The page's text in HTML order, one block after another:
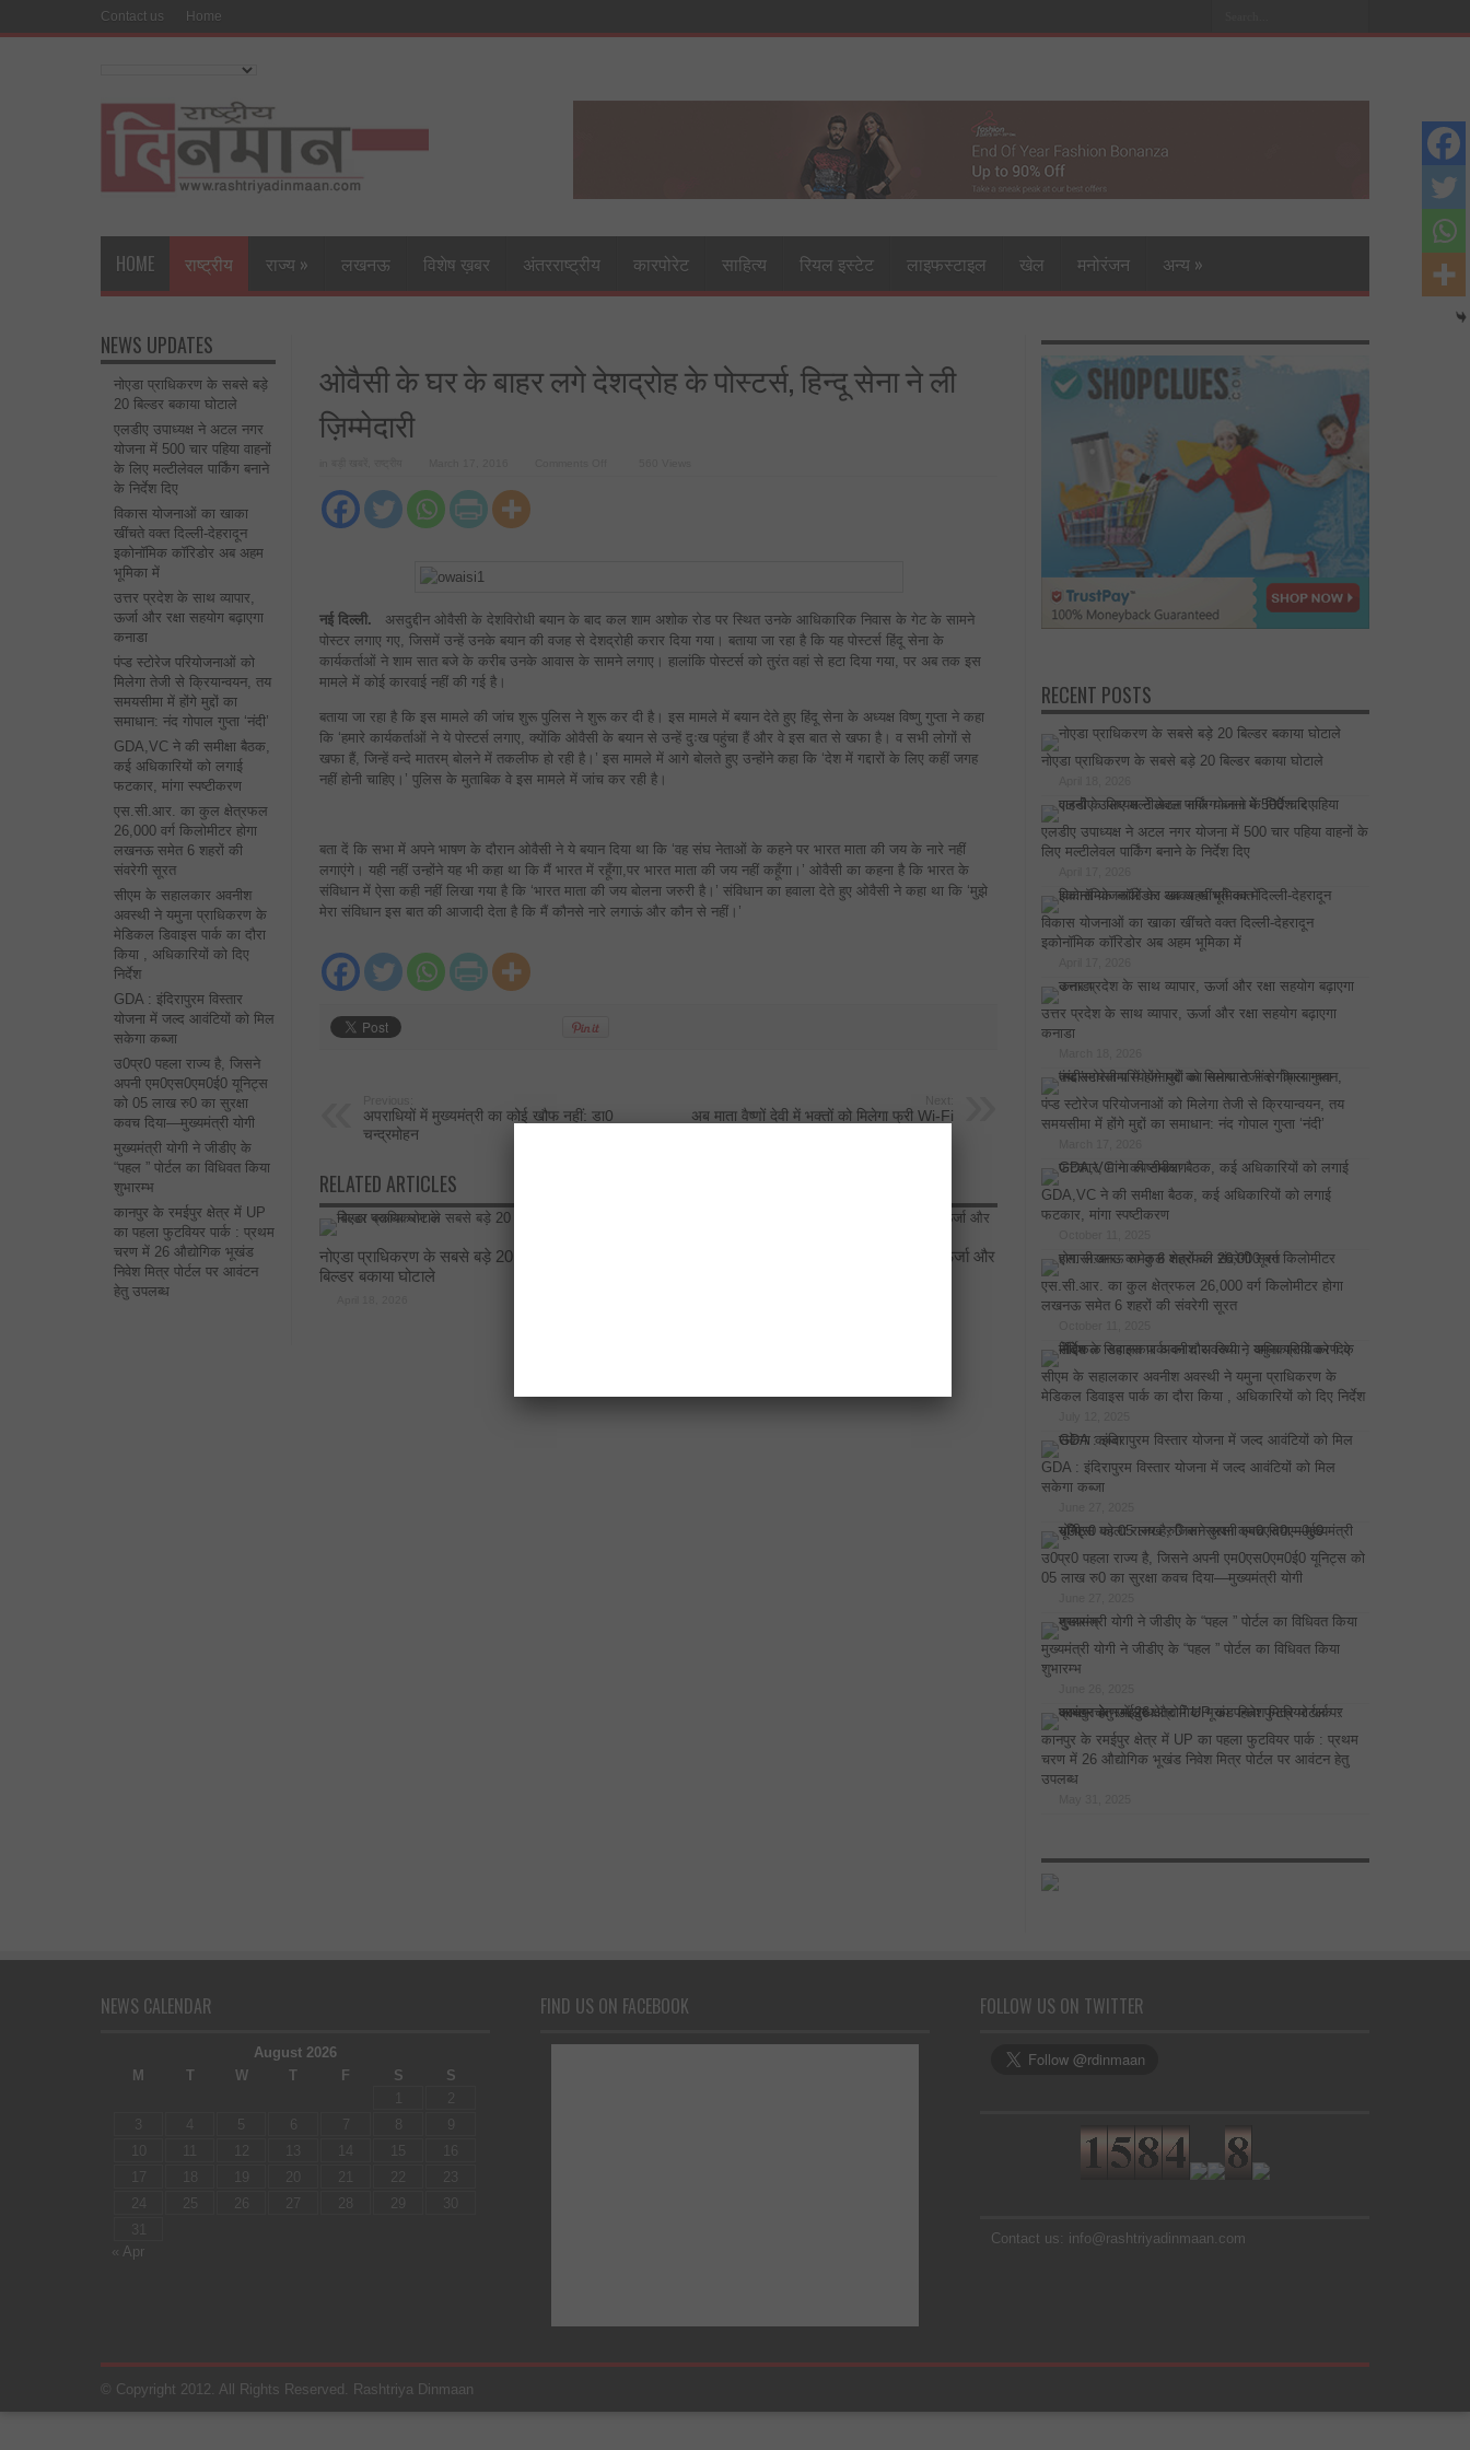
Contact us Home
HOME राष्ट्रीय राज्य » लखनऊ विशेष ख़बर अंतरराष्ट्रीय कारपोरेट साहित्य रियल इस्टेट लाइफस्टाइल खेल मनोरंजन अन्य »
ओवैसी के घर के बाहर लगे देशद्रोह के पोस्टर्स, हिन्दू सेना ने ली
ज़िम्मेदारी
ने
ज़िम्मेदारी
नई दिल्ली. असदुद्दीन ओवैसी के देशविरोधी बयान के बाद कल शाम अशोक रोड पर स्थित उनके आधिकारिक निवास के गेट के सामने
पोस्टर लगाए गए, जिसमें उन्हें उनके बयान की वजह से देशद्रोही करार दिया गया। बताया जा रहा है कि यह पोस्टर्स हिंदू सेना के
कार्यकर्ताओं ने शाम सात बजे के करीब उनके आवास के सामने लगाए। हालांकि पोस्टर्स को तुरंत वहां से हटा दिया गया, पर अब तक इस
मामले में कोई कारवाई नहीं की गई है।
बताया जा रहा है कि इस मामले की जांच शुरू पुलिस ने शुरू कर दी है। इस मामले में बयान देते हुए हिंदू सेना के अध्यक्ष विष्णु गुप्ता ने कहा
कि ‘हमारे कार्यकर्ताओं ने ये पोस्टर्स लगाए, क्योंकि ओवैसी के बयान से उन्हें दुःख पहुंचा हैं और वे इस बात से खफा है। व सभी लोगों से
खफा हैं, जिन्हें वन्दे मातरम् बोलने में तकलीफ हो रही है।’ इस मामले में आगे बोलते हुए उन्होंने कहा कि ‘देश में गद्दारों के लिए कहीं जगह
नहीं होनी चाहिए।’ पुलिस के मुताबिक वे इस मामले में जांच कर रही है।
बता दें कि सभा में अपने भाषण के दौरान ओवैसी ने ये बयान दिया था कि ‘वह संघ नेताओं के कहने पर भारत माता की जय के नारे नहीं
लगाएंगे। यही नहीं उन्होंने यह भी कहा था कि मैं भारत में रहूँगा,पर भारत माता की जय नहीं कहूँगा।’ ओवैसी का कहना है कि भारत के
संविधान में ऐसा कही नहीं लिखा गया है कि ‘भारत माता की जय बोलना जरुरी है।’ संविधान का हवाला देते हुए ओवैसी ने कहा था कि ‘मुझे
मेरा संविधान इस बात की आजादी देता है कि मैं कौनसे नारे लगाऊं और कौन से नहीं।’
अपराधियों में मुख्यमंत्री का कोई खौफ नहीं: डा0
चन्द्रमोहन
अब माता वैष्णों देवी में भक्तों को मिलेगा फ्री Wi-Fi
RELATED ARTICLES
नोएडा प्राधिकरण के सबसे बड़े 20
बिल्डर बकाया घोटाले
उत्तर प्रदेश के साथ व्यापार, ऊर्जा और
NEWS UPDATES
नोएडा प्राधिकरण के सबसे बड़े
20 बिल्डर बकाया घोटाले
एलडीए उपाध्यक्ष ने अटल नगर
योजना में 500 चार पहिया वाहनों
के लिए मल्टीलेवल पार्किंग बनाने
के निर्देश दिए
विकास योजनाओं का खाका
खींचते वक्त दिल्ली-देहरादून
इकोनॉमिक कॉरिडोर अब अहम
भूमिका में
उत्तर प्रदेश के साथ व्यापार,
ऊर्जा और रक्षा सहयोग बढ़ाएगा
कनाडा
पंप्ड स्टोरेज परियोजनाओं को
मिलेगा तेजी से क्रियान्वयन, तय
समयसीमा में होंगे मुद्दों का
समाधान: नंद गोपाल गुप्ता ‘नंदी’
GDA,VC ने की समीक्षा बैठक,
कई अधिकारियों को लगाई
फटकार, मांगा स्पष्टीकरण
एस.सी.आर. का कुल क्षेत्रफल
26,000 वर्ग किलोमीटर होगा
लखनऊ समेत 6 शहरों की
संवरेगी सूरत
सीएम के सहालकार अवनीश
अवस्थी ने यमुना प्राधिकरण के
मेडिकल डिवाइस पार्क का दौरा
किया , अधिकारियों को दिए
निर्देश
GDA : इंदिरापुरम विस्तार
योजना में जल्द आवंटियों को मिल
सकेगा कब्जा
उ0प्र0 पहला राज्य है, जिसने
अपनी एम0एस0एम0ई0 यूनिट्स
को 05 लाख रु0 का सुरक्षा
कवच दिया—मुख्यमंत्री योगी
मुख्यमंत्री योगी ने जीडीए के
“पहल ” पोर्टल का विधिवत किया
शुभारम्भ
कानपुर के रमईपुर क्षेत्र में UP
का पहला फुटवियर पार्क : प्रथम
चरण में 26 औद्योगिक भूखंड
निवेश मित्र पोर्टल पर आवंटन
हेतु उपलब्ध
RECENT POSTS
नोएडा प्राधिकरण के सबसे बड़े 20 बिल्डर बकाया घोटाले
एलडीए उपाध्यक्ष ने अटल नगर योजना में 500 चार पहिया वाहनों के
लिए मल्टीलेवल पार्किंग बनाने के निर्देश दिए
विकास योजनाओं का खाका खींचते वक्त दिल्ली-देहरादून
इकोनॉमिक कॉरिडोर अब अहम भूमिका में
उत्तर प्रदेश के साथ व्यापार, ऊर्जा और रक्षा सहयोग बढ़ाएगा
कनाडा
पंप्ड स्टोरेज परियोजनाओं को मिलेगा तेजी से क्रियान्वयन, तय
समयसीमा में होंगे मुद्दों का समाधान: नंद गोपाल गुप्ता ‘नंदी’
GDA,VC ने की समीक्षा बैठक, कई अधिकारियों को लगाई
फटकार, मांगा स्पष्टीकरण
एस.सी.आर. का कुल क्षेत्रफल 26,000 वर्ग किलोमीटर होगा
लखनऊ समेत 6 शहरों की संवरेगी सूरत
सीएम के सहालकार अवनीश अवस्थी ने यमुना प्राधिकरण के
मेडिकल डिवाइस पार्क का दौरा किया , अधिकारियों को दिए निर्देश
GDA : इंदिरापुरम विस्तार योजना में जल्द आवंटियों को मिल
सकेगा कब्जा
उ0प्र0 पहला राज्य है, जिसने अपनी एम0एस0एम0ई0 यूनिट्स को
05 लाख रु0 का सुरक्षा कवच दिया—मुख्यमंत्री योगी
मुख्यमंत्री योगी ने जीडीए के “पहल ” पोर्टल का विधिवत किया
शुभारम्भ
कानपुर के रमईपुर क्षेत्र में UP का पहला फुटवियर पार्क : प्रथम
चरण में 26 औद्योगिक भूखंड निवेश मित्र पोर्टल पर आवंटन हेतु
उपलब्ध
NEWS CALENDAR
August 2026
M
T W T F S
S
1
2
3
5 7 8
10
11 12 13 14 15
16
17
18 19 20 21 22
23
24
25 26 27 28 29
30
31
« Apr
FIND US ON FACEBOOK FOLLOW US ON TWITTER
Contact us: info@rashtriyadinmaan.com
© Copyright 2012. All Rights Reserved. Rashtriya Dinmaan